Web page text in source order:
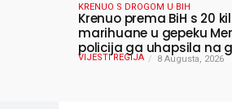
KRENUO S DROGOM U BIH
Krenuo prema BiH s 20
marihuane u gepeku
policija ga uhapsila na
VIJESTI REGIJA 8 Augusta, 2026